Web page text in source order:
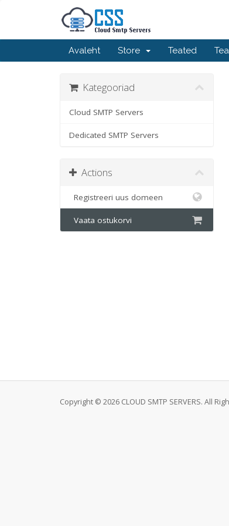
Avaleht Store Teated
Kategooriad
Cloud SMTP Servers
Dedicated SMTP Servers
Actions
Registreeri uus domeen
Vaata ostukorvi
Copyright © 2026 CLOUD SMTP SERVERS. All